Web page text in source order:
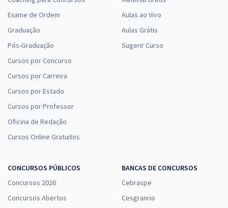
Exame de Ordem
Graduação
Pós-Graduação
Cursos por Concurso
Cursos por Carreira
Cursos por Estado
Cursos por Professor
Oficina de Redação
Cursos Online Gratuitos
Aulas ao Vivo
Aulas Grátis
Sugerir Curso
CONCURSOS PÚBLICOS
Concursos 2026
Concursos Abertos
BANCAS DE CONCURSOS
Cebraspe
Cesgranrio